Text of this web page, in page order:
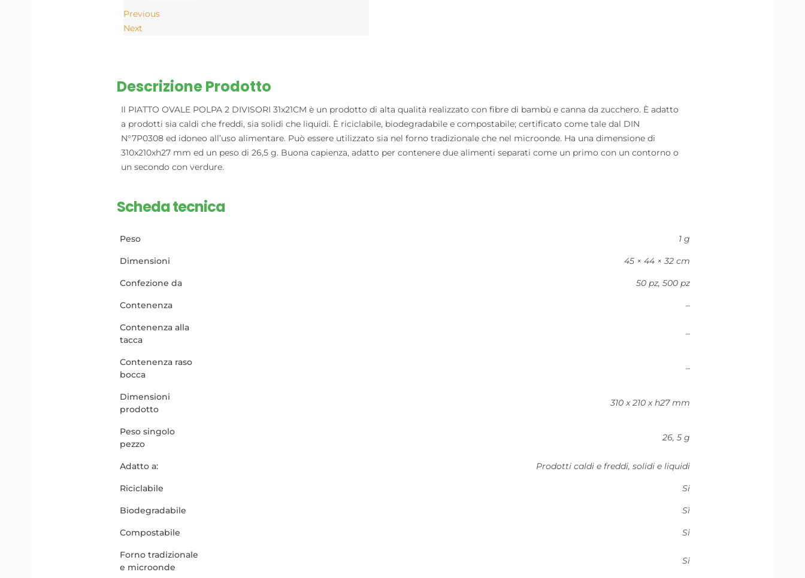
Previous
Next
Descrizione Prodotto
Il PIATTO OVALE POLPA 2 DIVISORI 31x21CM è un prodotto di alta qualità realizzato con fibre di bambù e canna da zucchero. È adatto
a prodotti sia caldi che freddi, sia solidi che liquidi. È riciclabile, biodegradabile e compostabile; certificato come tale dal DIN
N°7P0308 ed idoneo all’uso alimentare. Può essere utilizzato sia nel forno tradizionale che nel microonde. Ha una dimensione di
310x210xh27 mm ed un peso di 26,5 g. Buona capienza, adatto per contenere due alimenti separati come un primo con un contorno o
un secondo con verdure.
Scheda tecnica
Peso 1 g
Dimensioni 45 × 44 × 32 cm
Confezione da 50 pz, 500 pz
Contenenza –
Contenenza alla
tacca
–
Contenenza raso
bocca
–
Dimensioni
prodotto
310 x 210 x h27 mm
Peso singolo
pezzo
26, 5 g
Adatto a: Prodotti caldi e freddi, solidi e liquidi
Riciclabile Si
Biodegradabile Sì
Compostabile Si
Forno tradizionale
e microonde
Si